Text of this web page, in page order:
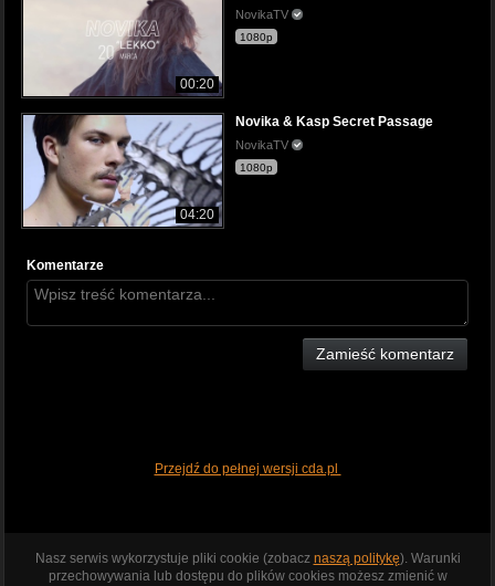
00:20
NovikaTV
1080p
04:20
Novika & Kasp Secret Passage
NovikaTV
1080p
Komentarze
Zamieść komentarz
Przejdź do pełnej wersji cda.pl
Nasz serwis wykorzystuje pliki cookie (zobacz naszą politykę). Warunki
przechowywania lub dostępu do plików cookies możesz zmienić w